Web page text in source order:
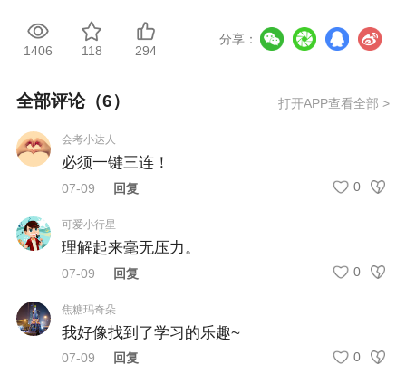
全国合格线通常为
于55分。
逾期视为自动放弃申报机会。
常见问题
高会成绩公布后多久能评？
答：多数地区安排在下半年评审，2026年成绩公
布后即可赶上当年评审。
考后资格审核有哪些地区？
答：山西、福建、广东、云南、安徽、湖南、内
蒙古等地区实行考后审核或参评时一并审核。
1406 118 294
分享：
全部评论（6） 打开APP查看全部 >
会考小达人
必须一键三连！
07-09 回复 0
可爱小行星
理解起来毫无压力。
07-09 回复 0
焦糖玛奇朵
我好像找到了学习的乐趣~
07-09 回复 0